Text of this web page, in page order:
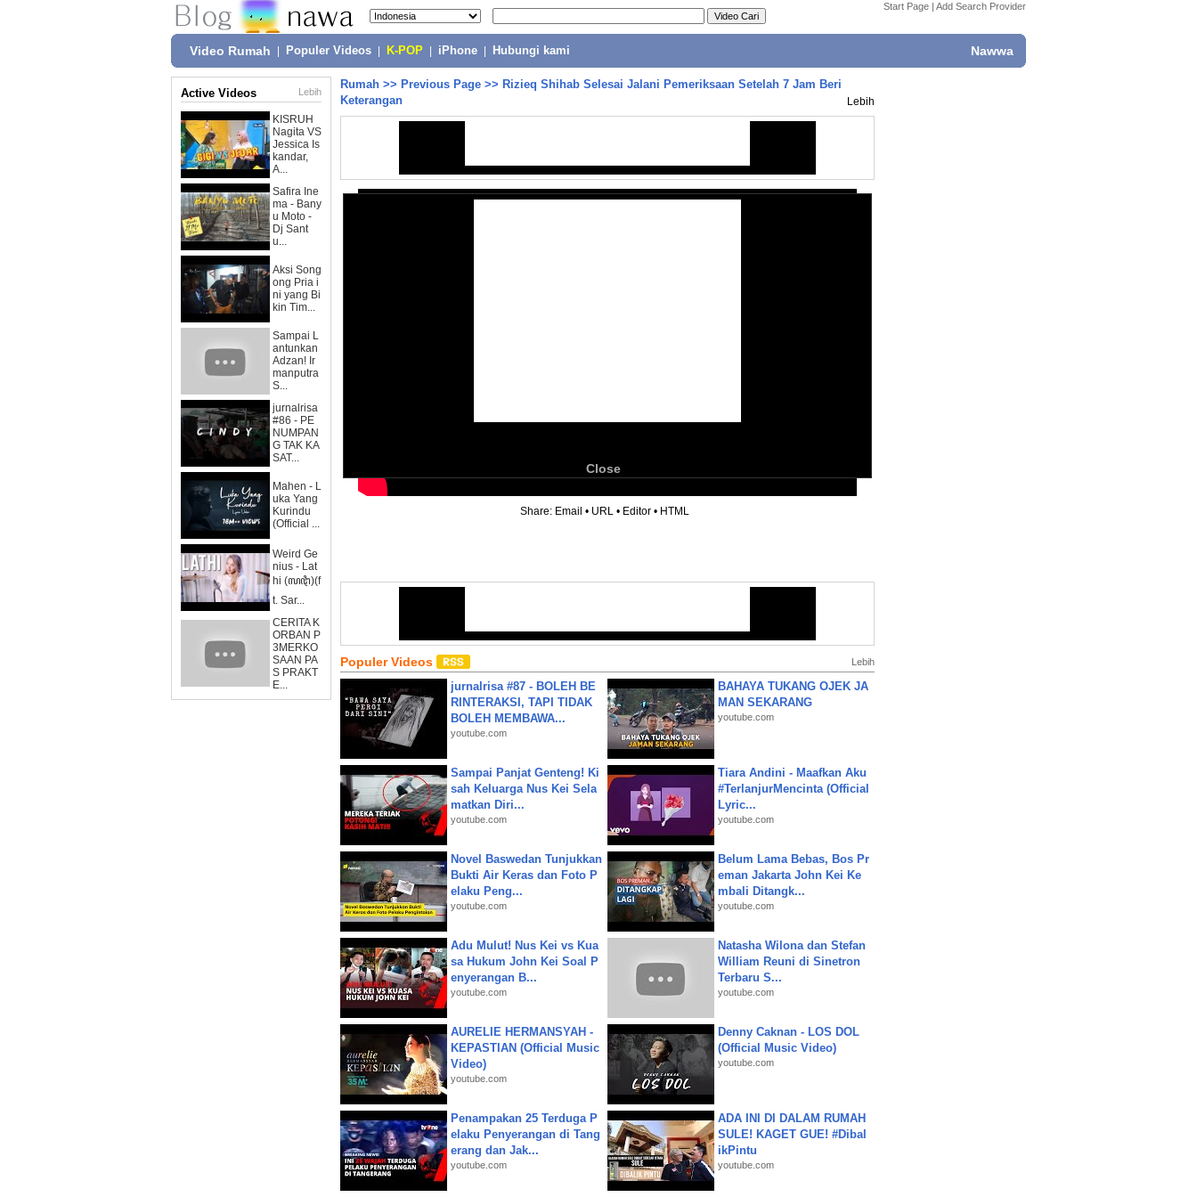
Start Page | Add Search Provider
Video Rumah Populer Videos K-POP iPhone Hubungi kami Nawwa
Active Videos Lebih
KISRUH
Nagita VS
Jessica Is
kandar,
A...
Safira Ine
ma - Bany
u Moto -
Dj Sant
u...
Aksi Song
ong Pria i
ni yang Bi
kin Tim...
Sampai L
antunkan
Adzan! Ir
manputra
S...
jurnalrisa
#86 - PE
NUMPAN
G TAK KA
SAT...
Mahen - L
uka Yang
Kurindu
(Official ...
Weird Ge
nius - Lat
hi (ꦭꦛꦶ)(f
t. Sar...
CERITA K
ORBAN P
3MERKO
SAAN PA
S PRAKT
E...
Rumah >> Previous Page >> Rizieq Shihab Selesai Jalani Pemeriksaan Setelah 7 Jam Beri
Keterangan
Lebih
Close
Share: Email • URL • Editor • HTML
Populer Videos Lebih
jurnalrisa #87 - BOLEH BE
RINTERAKSI, TAPI TIDAK
BOLEH MEMBAWA...
youtube.com
BAHAYA TUKANG OJEK JA
MAN SEKARANG
youtube.com
Sampai Panjat Genteng! Ki
sah Keluarga Nus Kei Sela
matkan Diri...
youtube.com
Tiara Andini - Maafkan Aku
#TerlanjurMencinta (Official
Lyric...
youtube.com
Novel Baswedan Tunjukkan
Bukti Air Keras dan Foto P
elaku Peng...
youtube.com
Belum Lama Bebas, Bos Pr
eman Jakarta John Kei Ke
mbali Ditangk...
youtube.com
Adu Mulut! Nus Kei vs Kua
sa Hukum John Kei Soal P
enyerangan B...
youtube.com
Natasha Wilona dan Stefan
William Reuni di Sinetron
Terbaru S...
youtube.com
AURELIE HERMANSYAH -
KEPASTIAN (Official Music
Video)
youtube.com
Denny Caknan - LOS DOL
(Official Music Video)
youtube.com
Penampakan 25 Terduga P
elaku Penyerangan di Tang
erang dan Jak...
youtube.com
ADA INI DI DALAM RUMAH
SULE! KAGET GUE! #Dibal
ikPintu
youtube.com